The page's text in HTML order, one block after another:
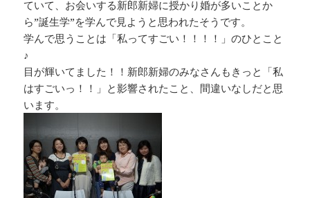
ていて、お会いする新郎新婦に授かり婚が多いことか
ら”誕生学”を学んで見ようと思われたそうです。
学んで思うことは「私ってすごい！！！！」のひとこと
♪
目が輝いてました！！新郎新婦のみなさんもきっと「私
はすごいっ！！」と影響されたこと、間違いなしだと思
います。